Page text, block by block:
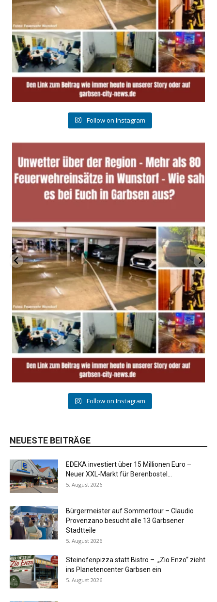
Follow on Instagram
Follow on Instagram
NEUESTE BEITRÄGE
EDEKA investiert über 15 Millionen Euro –
Neuer XXL-Markt für Berenbostel...
5. August 2026
Bürgermeister auf Sommertour – Claudio
Provenzano besucht alle 13 Garbsener
Stadtteile
5. August 2026
Steinofenpizza statt Bistro – „Zio Enzo“ zieht
ins Planetencenter Garbsen ein
5. August 2026